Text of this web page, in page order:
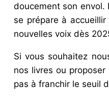
doucement son envol.
se prépare à
nouvelles voix dès
Si vous souhaitez
nos livres ou proposer
pas à franchir le seuil